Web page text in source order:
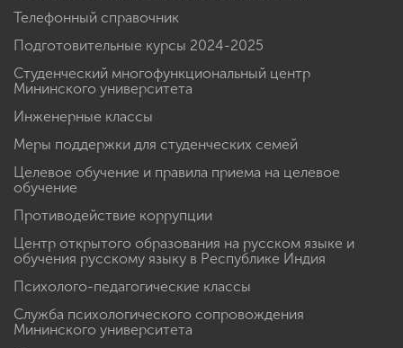
Телефонный справочник
Подготовительные курсы 2024-2025
Студенческий многофункциональный центр
Мининского университета
Инженерные классы
Меры поддержки для студенческих семей
Целевое обучение и правила приема на целевое
обучение
Противодействие коррупции
Центр открытого образования на русском языке и
обучения русскому языку в Республике Индия
Психолого-педагогические классы
Служба психологического сопровождения
Мининского университета